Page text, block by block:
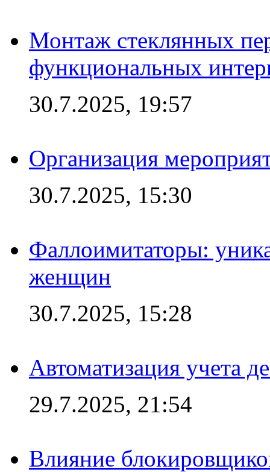
Монтаж стеклянных
функциональных
30.7.2025, 19:57
Организация
30.7.2025, 15:30
Фаллоимитаторы:
женщин
30.7.2025, 15:28
Автоматизация учета
29.7.2025, 21:54
Влияние